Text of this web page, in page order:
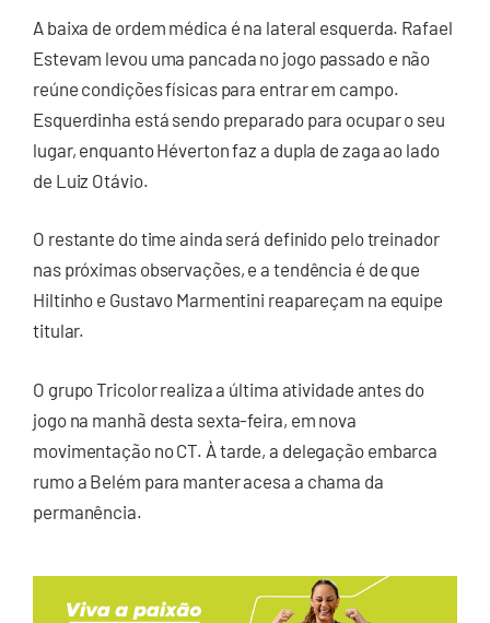
A baixa de ordem médica é na lateral esquerda. Rafael
Estevam levou uma pancada no jogo passado e não
reúne condições físicas para entrar em campo.
Esquerdinha está sendo preparado para ocupar o seu
lugar, enquanto Héverton faz a dupla de zaga ao lado
de Luiz Otávio.
O restante do time ainda será definido pelo treinador
nas próximas observações, e a tendência é de que
Hiltinho e Gustavo Marmentini reapareçam na equipe
titular.
O grupo Tricolor realiza a última atividade antes do
jogo na manhã desta sexta-feira, em nova
movimentação no CT. À tarde, a delegação embarca
rumo a Belém para manter acesa a chama da
permanência.